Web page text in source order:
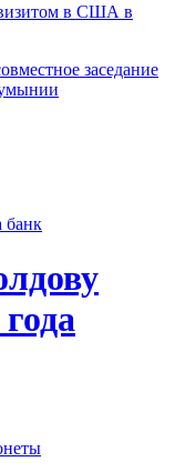
в США в
заседание